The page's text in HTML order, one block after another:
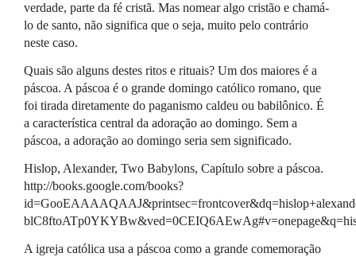
verdade, parte da fé cristã. Mas nomear algo cristão e chamá-
lo de santo, não significa que o seja, muito pelo contrário
neste caso.
Quais são alguns destes ritos e rituais? Um dos maiores é a
páscoa. A páscoa é o grande domingo católico romano, que
foi tirada diretamente do paganismo caldeu ou babilônico. É
a característica central da adoração ao domingo. Sem a
páscoa, a adoração ao domingo seria sem significado.
Hislop, Alexander, Two Babylons, Capítulo sobre a páscoa.
http://books.google.com/books?
A igreja católica usa a páscoa como a grande comemoração